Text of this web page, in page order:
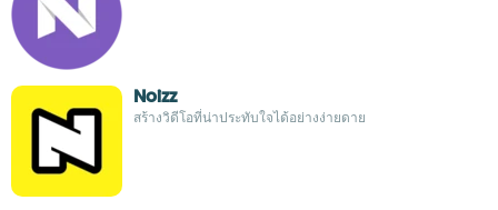
Noizz
สร้างวิดีโอที่น่าประทับใจได้อย่างง่ายดาย